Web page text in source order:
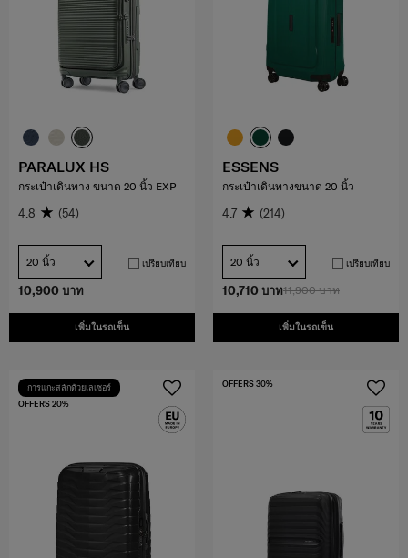
10,900 บาท
เพิ่มในรถเข็น
PARALUX HS
กระเป๋าเดินทาง ขนาด 20 นิ้ว EXP
4.8 (54)
20 นิ้ว เปรียบเทียบ
11,900 บาท
10,710 บาท
เพิ่มในรถเข็น
ESSENS
กระเป๋าเดินทางขนาด 20 นิ้ว
4.7 (214)
20 นิ้ว เปรียบเทียบ
OFFERS 20%
การแกะสลักด้วยเลเซอร์ OFFERS 30%